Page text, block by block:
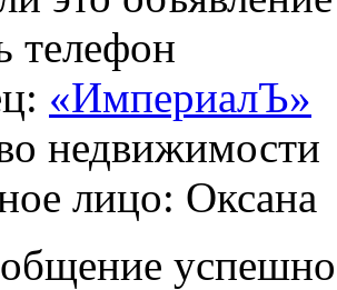
телефон
«ИмпериалЪ»
недвижимости
лицо: Оксана
успешно